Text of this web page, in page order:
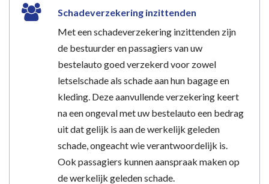
Schadeverzekering inzittenden
Met een schadeverzekering inzittenden zijn
de bestuurder en passagiers van uw
bestelauto goed verzekerd voor zowel
letselschade als schade aan hun bagage en
kleding. Deze aanvullende verzekering keert
na een ongeval met uw bestelauto een bedrag
uit dat gelijk is aan de werkelijk geleden
schade, ongeacht wie verantwoordelijk is.
Ook passagiers kunnen aanspraak maken op
de werkelijk geleden schade.